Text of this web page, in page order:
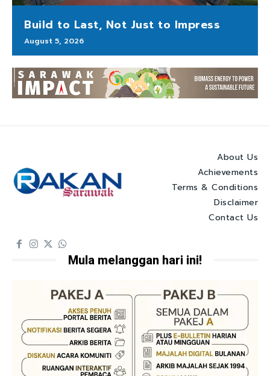
Build to Last, Not Just to Impress
August 5, 2026
About Us
Achievements
Terms & Conditions
Disclaimer
Contact Us
Mula melanggan hari ini!